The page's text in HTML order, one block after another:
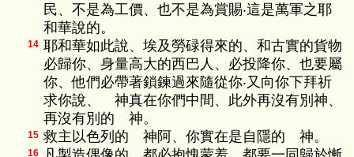
民、不是為工價、也不是為賞賜‧這是萬軍之耶
和華說的。
14 耶和華如此說、埃及勞碌得來的、和古實的貨物
必歸你、身量高大的西巴人、必投降你、也要屬
你、他們必帶著鎖鍊過來隨從你‧又向你下拜祈
求你說、 神真在你們中間、此外再沒有別神、
再沒有別的 神。
15 救主以色列的 神阿、你實在是自隱的 神。
16